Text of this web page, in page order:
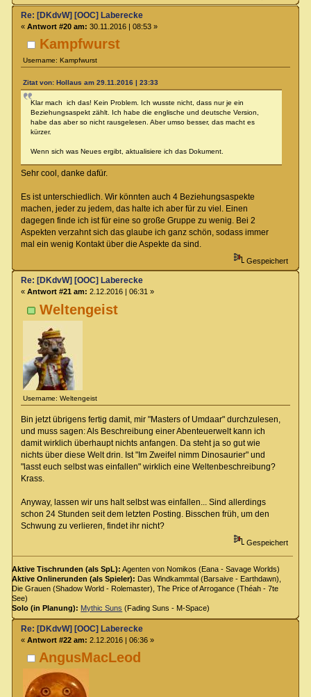
Kampfwurst
Username: Kampfwurst
Re: [DKdvW] [OOC] Laberecke
« Antwort #20 am: 30.11.2016 | 08:53 »
Zitat von: Hollaus am 29.11.2016 | 23:33
Klar mach ich das! Kein Problem. Ich wusste nicht, dass nur je ein
Beziehungsaspekt zählt. Ich habe die englische und deutsche Version,
habe das aber so nicht rausgelesen. Aber umso besser, das macht es
kürzer.
Wenn sich was Neues ergibt, aktualisiere ich das Dokument.
Sehr cool, danke dafür.
Es ist unterschiedlich. Wir könnten auch 4 Beziehungsaspekte
machen, jeder zu jedem, das halte ich aber für zu viel. Einen
dagegen finde ich ist für eine so große Gruppe zu wenig. Bei 2
Aspekten verzahnt sich das glaube ich ganz schön, sodass immer
mal ein wenig Kontakt über die Aspekte da sind.
Gespeichert
Weltengeist
Username: Weltengeist
Re: [DKdvW] [OOC] Laberecke
« Antwort #21 am: 2.12.2016 | 06:31 »
Bin jetzt übrigens fertig damit, mir "Masters of Umdaar" durchzulesen,
und muss sagen: Als Beschreibung einer Abenteuerwelt kann ich
damit wirklich überhaupt nichts anfangen. Da steht ja so gut wie
nichts über diese Welt drin. Ist "Im Zweifel nimm Dinosaurier" und
"lasst euch selbst was einfallen" wirklich eine Weltenbeschreibung?
Krass.
Anyway, lassen wir uns halt selbst was einfallen... Sind allerdings
schon 24 Stunden seit dem letzten Posting. Bisschen früh, um den
Schwung zu verlieren, findet ihr nicht?
Gespeichert
Aktive Tischrunden (als SpL): Agenten von Nomikos (Eana - Savage Worlds)
Aktive Onlinerunden (als Spieler): Das Windkammtal (Barsaive - Earthdawn),
Die Grauen (Shadow World - Rolemaster), The Price of Arrogance (Théah - 7te
See)
Solo (in Planung): Mythic Suns (Fading Suns - M-Space)
AngusMacLeod
Re: [DKdvW] [OOC] Laberecke
« Antwort #22 am: 2.12.2016 | 06:36 »